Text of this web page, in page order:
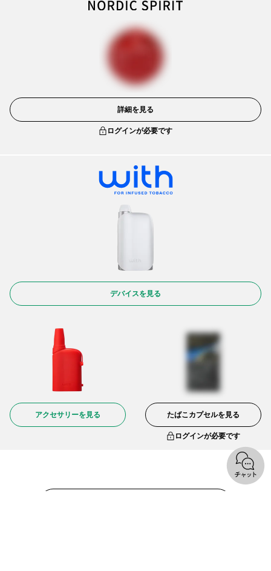
詳細を見る
ログインが必要です
デバイスを見る
アクセサリーを見る たばこカプセルを見る
ログインが必要です